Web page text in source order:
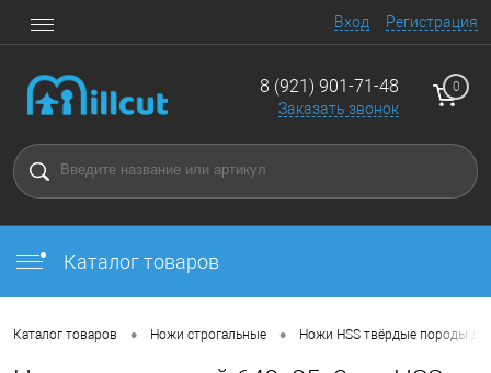
Вход Регистрация
8 (921) 901-71-48
Заказать звонок
0
Каталог товаров
Каталог товаров • Ножи строгальные • Ножи HSS твёрдые породы